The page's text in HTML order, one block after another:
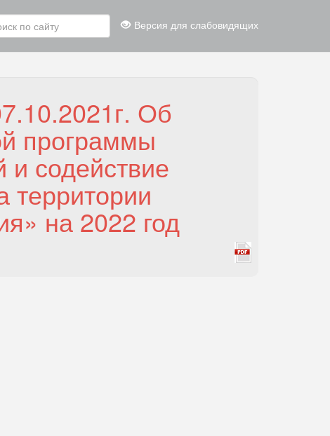
Версия для слабовидящих
Об
программы
содействие
территории
на 2022 год